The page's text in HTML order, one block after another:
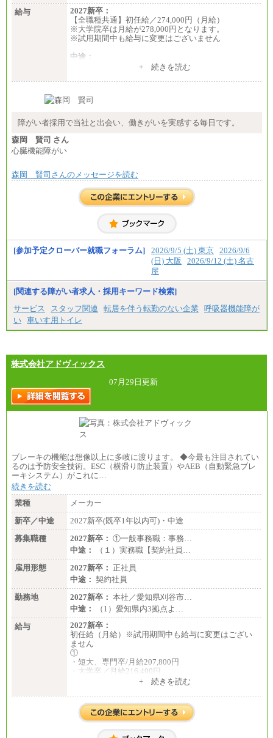
給与
2027新卒：
【全職種共通】初任給／274,000円（月給）
※大学院卒は月給が278,000円となります。
※試用期間中も給与に変更はございません
中途：
（１）～（４）274,000円（月給）～
※経験・年齢などを考慮のうえ、当社規程により優
※業務内容・勤務形態に応じて、上記給与の範囲内
※試用期間中も給与に変更はございません
+ 続きを読む
障がい者採用で当社と出会い、働きがいを実感する毎日です。
森岡 賢司 さん
心臓機能障がい
森岡 賢司さんのメッセージを読む
[参加予定クローバー就職フォーラム] 2026/9/5 (土) 東京 2026/9/6
(日) 大阪
2026/9/12 (土) 名古
屋
[関連する障がい者求人・採用キーワード検索]
サービス
スタッフ関連 転居を伴う転勤のない企業
呼吸器機能障が
い 車いす用トイレ
株式会社アドヴィックス
07月29日更新
ブレーキの機能は想像以上に多岐に渡ります。 ◆今最も注目されてい
るのは予防安全技術。ESC（横滑り防止装置）やAEB（自動緊急ブレ
ーキシステム）がこれに…
続きを読む
業種
メーカー
新卒／中途
2027新卒(既卒1年以内可)・中途
募集職種
2027新卒： ①一般事務職：事務…
中途：
（１）実務職【契約社員…
雇用形態
2027新卒： 正社員
中途： 契約社員
勤務地
2027新卒： 本社／愛知県刈谷市…
中途：
（1）愛知県内3拠点よ…
給与
2027新卒：
初任給（月給）※試用期間中も給与に変更はござい
ません
①
・短大、専門卒/月給207,800円
・大学卒／月給216,400円
※大学院修了は大学卒の金額を最低額とし、経験・
す。
②③
・大学卒／月給282,000円
+ 続きを読む